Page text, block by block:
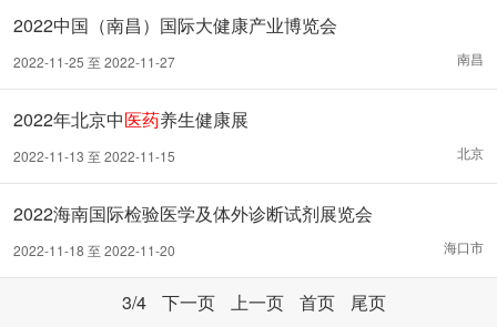
2022中国（南昌）国际大健康产业博览会
南昌
2022-11-25 至 2022-11-27
2022年北京中医药养生健康展
北京
2022-11-13 至 2022-11-15
2022海南国际检验医学及体外诊断试剂展览会
海口市
2022-11-18 至 2022-11-20
3/4 下一页 上一页 首页 尾页